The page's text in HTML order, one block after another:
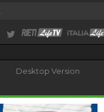
Desktop Version